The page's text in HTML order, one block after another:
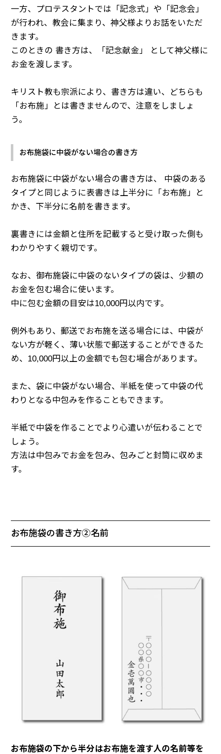
一方、プロテスタントでは「記念式」や「記念会」
が行われ、教会に集まり、神父様よりお話をいただ
きます。
このときの 書き方は、「記念献金」 として神父様に
お金を渡します。
キリスト教も宗派により、書き方は違い、どちらも
「お布施」とは書きませんので、注意をしましょ
う。
お布施袋に中袋がない場合の書き方
お布施袋に中袋がない場合の書き方は、 中袋のある
タイプと同じように表書きは上半分に「お布施」と
かき、下半分に名前を書きます。
裏書きには金額と住所を記載すると受け取った側も
わかりやすく親切です。
なお、御布施袋に中袋のないタイプの袋は、少額の
お金を包む場合に使います。
中に包む金額の目安は10,000円以内です。
例外もあり、郵送でお布施を送る場合には、中袋が
ない方が軽く、薄い状態で郵送することができるた
め、10,000円以上の金額でも包む場合があります。
また、袋に中袋がない場合、半紙を使って中袋の代
わりとなる中包みを作ることもできます。
半紙で中袋を作ることでより心遣いが伝わることで
しょう。
方法は中包みでお金を包み、包みごと封筒に収めま
す。
お布施袋の書き方②名前
お布施袋の下から半分はお布施を渡す人の名前等を